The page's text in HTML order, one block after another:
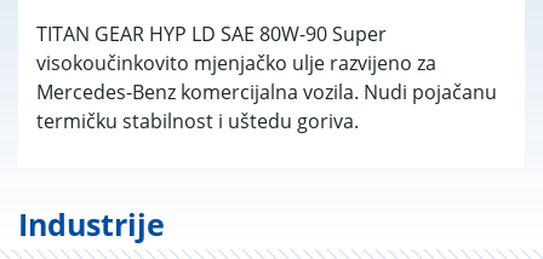
TITAN GEAR HYP LD SAE 80W-90 Super
visokoučinkovito mjenjačko ulje razvijeno za
Mercedes-Benz komercijalna vozila. Nudi pojačanu
termičku stabilnost i uštedu goriva.
Industrije